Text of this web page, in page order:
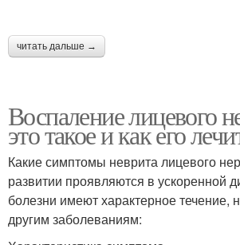
читать дальше →
Воспаление лицевого
это такое и как его
Какие симптомы неврита лицевого
развитии проявляются в ускоренной
болезни имеют характерное течение,
другим заболеваниям: